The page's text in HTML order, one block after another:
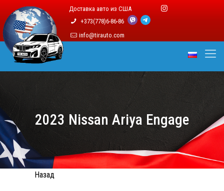
Доставка авто из США
+373(778)6-86-86
info@tirauto.com
2023 Nissan Ariya Engage
Назад